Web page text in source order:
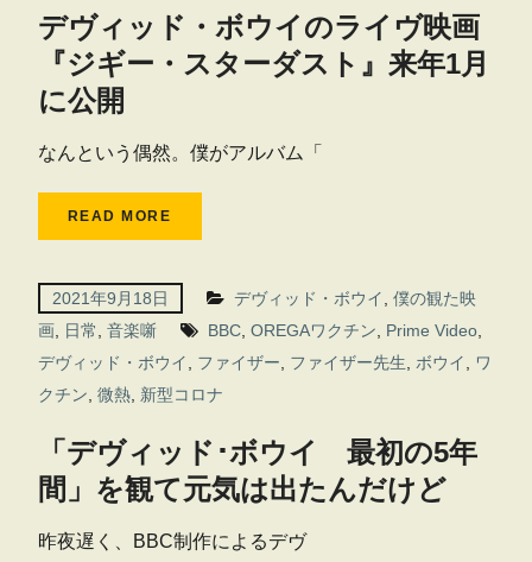
デヴィッド・ボウイのライヴ映画
『ジギー・スターダスト』来年1月
に公開
なんという偶然。僕がアルバム「
READ MORE
2021年9月18日 デヴィッド・ボウイ
僕の観た映
画, 日常 音楽噺 BBC, OREGAワクチン Prime Video,
デヴィッド・ボウイ
ファイザー ファイザー先生 ボウイ
ワ
クチン 微熱, 新型コロナ
「デヴィッド･ボウイ 最初の5年
間」を観て元気は出たんだけど
昨夜遅く、BBC制作によるデヴ